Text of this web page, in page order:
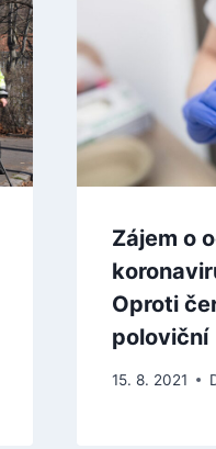
Zájem o
Oproti
poloviční
15. 8. 2021